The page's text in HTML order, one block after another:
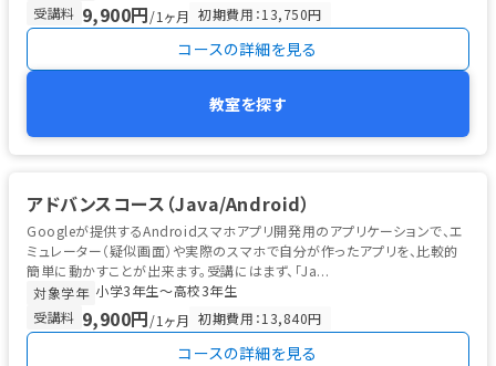
受講料 9,900円/1ヶ月 初期費用：13,750円
コースの詳細を見る
教室を探す
アドバンスコース（Java/Android）
Googleが提供するAndroidスマホアプリ開発用のアプリケーションで、エ
ミュレーター（疑似画面）や実際のスマホで自分が作ったアプリを、比較的
簡単に動かすことが出来ます。受講にはまず、「Ja...
対象学年 小学3年生〜高校3年生
受講料 9,900円/1ヶ月 初期費用：13,840円
コースの詳細を見る